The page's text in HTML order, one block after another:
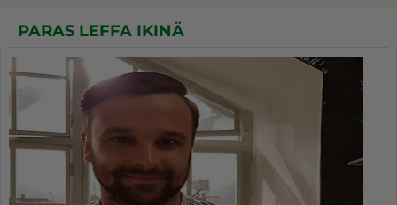
PARAS LEFFA IKINÄ